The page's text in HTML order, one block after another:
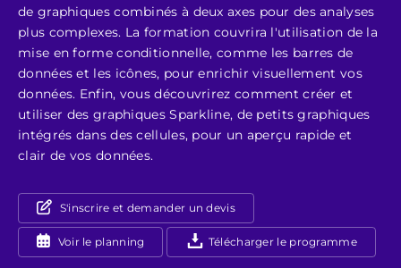
de graphiques combinés à deux axes pour des analyses
plus complexes. La formation couvrira l'utilisation de la
mise en forme conditionnelle, comme les barres de
données et les icônes, pour enrichir visuellement vos
données. Enfin, vous découvrirez comment créer et
utiliser des graphiques Sparkline, de petits graphiques
intégrés dans des cellules, pour un aperçu rapide et
clair de vos données.
S'inscrire et demander un devis
Voir le planning Télécharger le programme